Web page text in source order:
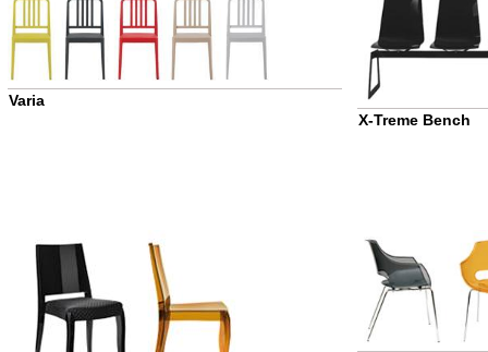
Varia
X-Treme Bench